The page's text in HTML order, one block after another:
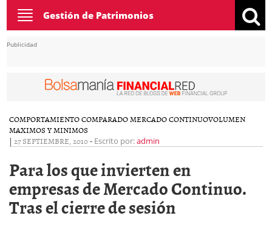
Toggle
navigation
Gestión de Patrimonios
Publicidad
COMPORTAMIENTO COMPARADO MERCADO CONTINUOVOLUMEN
MAXIMOS Y MINIMOS
| 27 SEPTIEMBRE, 2010- Escrito por:admin
Para los que invierten en
empresas de Mercado Continuo.
Tras el cierre de sesión